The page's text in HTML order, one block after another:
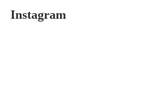
Instagram